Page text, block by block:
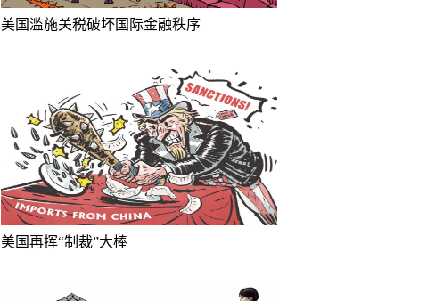
美国滥施关税破坏国际金融秩序
美国再挥“制裁”大棒